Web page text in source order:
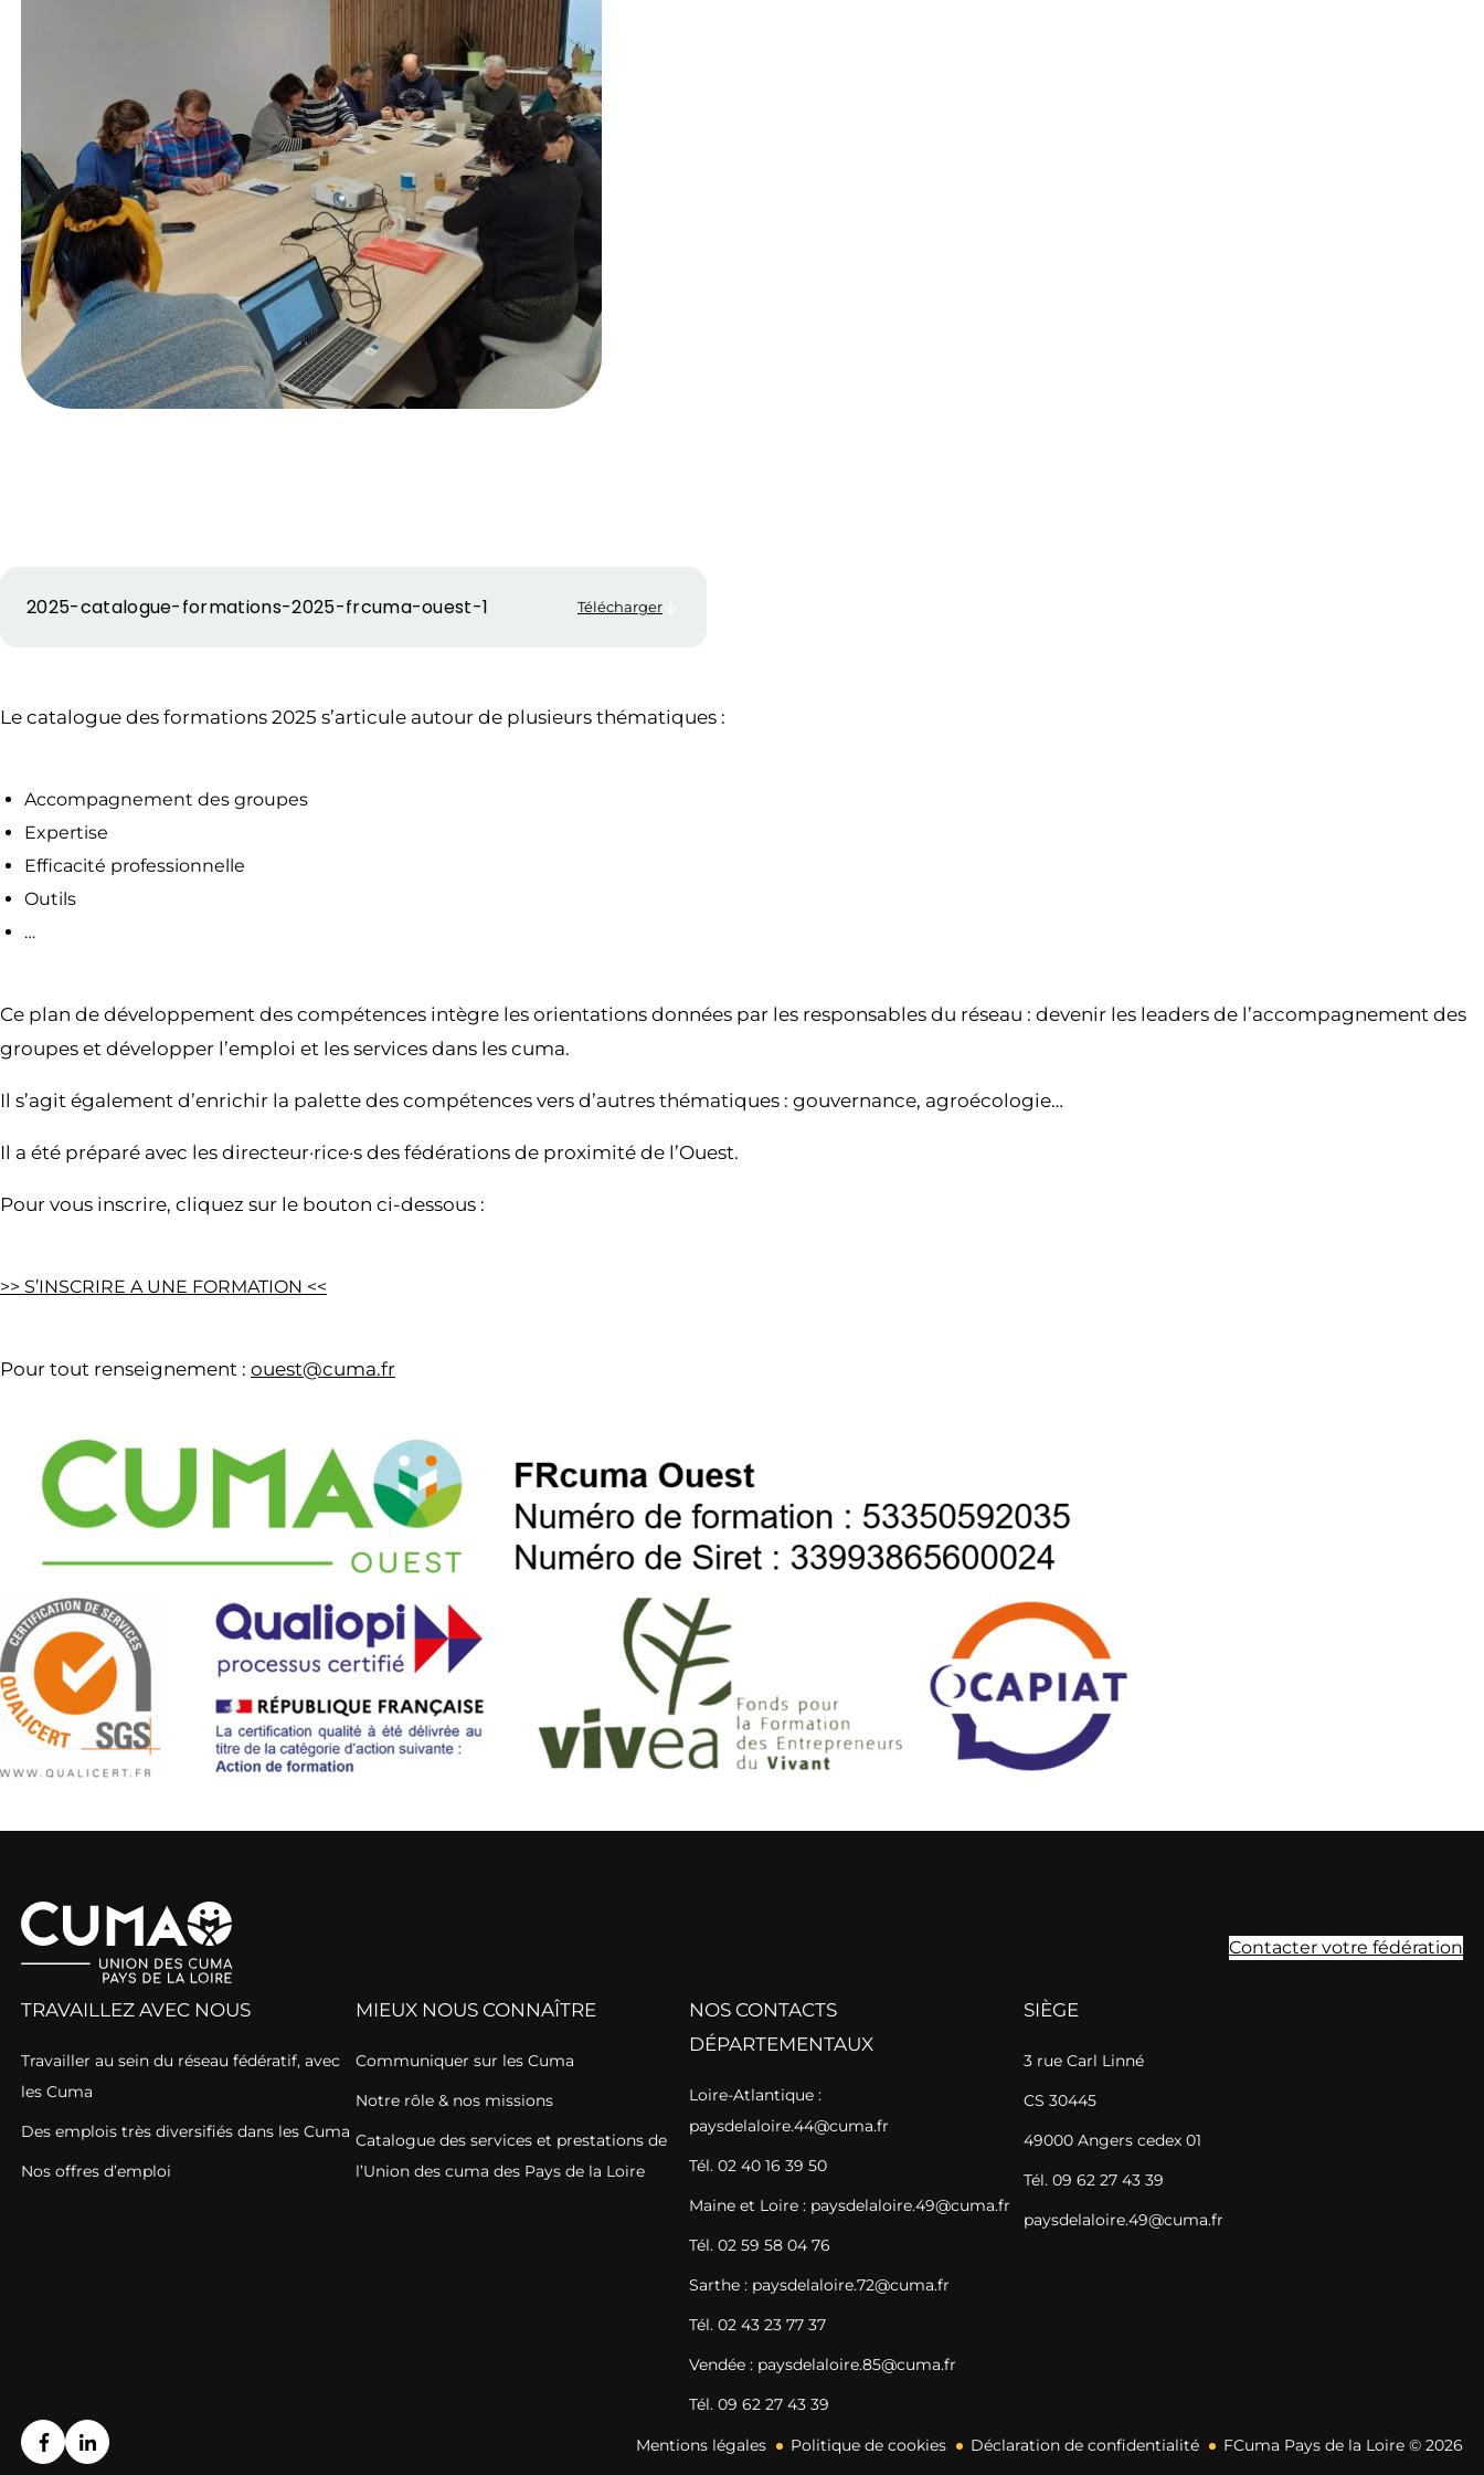
2025-catalogue-formations-2025-frcuma-ouest-1 Télécharger
Le catalogue des formations 2025 s’articule autour de plusieurs thématiques :
Accompagnement des groupes
Expertise
Efficacité professionnelle
Outils
…
Ce plan de développement des compétences intègre les orientations données par les responsables du réseau : devenir les leaders de l’accompagnement des
groupes et développer l’emploi et les services dans les cuma.
Il s’agit également d’enrichir la palette des compétences vers d’autres thématiques : gouvernance, agroécologie…
Il a été préparé avec les directeur·rice·s des fédérations de proximité de l’Ouest.
Pour vous inscrire, cliquez sur le bouton ci-dessous :
>> S’INSCRIRE A UNE FORMATION <<
​​​Pour tout renseignement : ouest@cuma.fr
Contacter votre fédération
TRAVAILLEZ AVEC NOUS
Travailler au sein du réseau fédératif, avec
les Cuma
Des emplois très diversifiés dans les Cuma
Nos offres d’emploi
MIEUX NOUS CONNAÎTRE
Communiquer sur les Cuma
Notre rôle & nos missions
Catalogue des services et prestations de
l’Union des cuma des Pays de la Loire
NOS CONTACTS
DÉPARTEMENTAUX
Loire-Atlantique :
paysdelaloire.44@cuma.fr
Tél. 02 40 16 39 50
Maine et Loire : paysdelaloire.49@cuma.fr
Tél. 02 59 58 04 76
Sarthe : paysdelaloire.72@cuma.fr
Tél. 02 43 23 77 37
Vendée : paysdelaloire.85@cuma.fr
Tél. 09 62 27 43 39
SIÈGE
3 rue Carl Linné
CS 30445
49000 Angers cedex 01
Tél. 09 62 27 43 39
paysdelaloire.49@cuma.fr
Mentions légales Politique de cookies Déclaration de confidentialité FCuma Pays de la Loire © 2026